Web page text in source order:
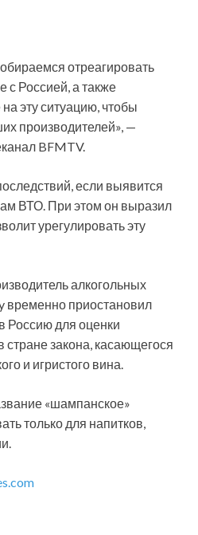
отреагировать
с Россией, а также
эту ситуацию, чтобы
производителей», —
BFMTV.
если выявится
ВТО. При этом он выразил
урегулировать эту
алкогольных
временно приостановил
Россию для оценки
стране закона, касающегося
и игристого вина.
«шампанское»
только для напитков,